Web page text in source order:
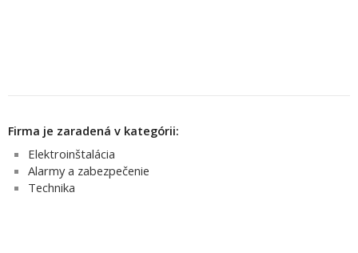
Firma je zaradená v kategórii:
Elektroinštalácia
Alarmy a zabezpečenie
Technika